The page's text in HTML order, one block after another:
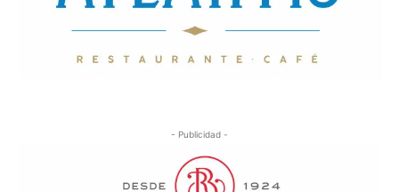
- Publicidad -